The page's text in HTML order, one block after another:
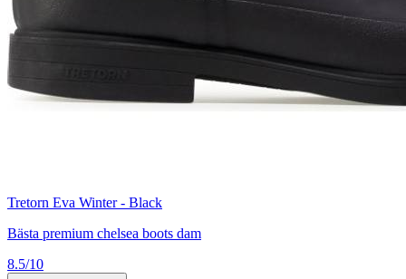
Tretorn Eva Winter - Black
Bästa premium chelsea boots dam
8.5/10